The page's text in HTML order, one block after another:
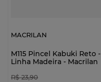
MACRILAN
M115 Pincel Kabuki Reto -
Linha Madeira - Macrilan
R$ 23,90